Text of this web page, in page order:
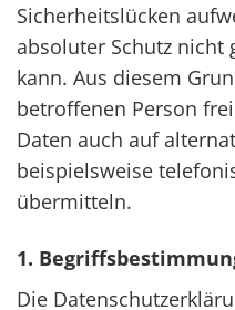
Sicherheitslücken
absoluter Schutz nicht
kann. Aus diesem
betroffenen Person
Daten auch auf
beispielsweise
übermitteln.
1.
Die